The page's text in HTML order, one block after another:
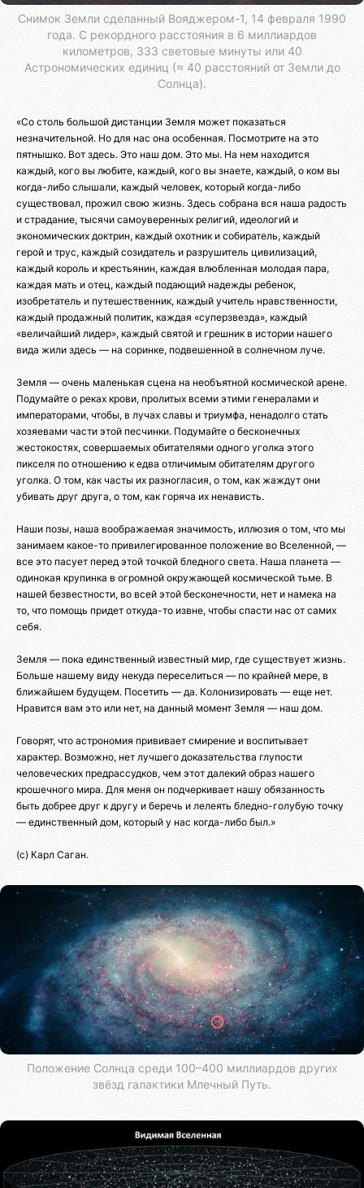
Снимок Земли сделанный Вояджером-1, 14 февраля 1990
года. С рекордного расстояния в 6 миллиардов
километров, 333 световые минуты или 40
Астрономических единиц (≈ 40 расстояний от Земли до
Солнца).
«Со столь большой дистанции Земля может показаться
незначительной. Но для нас она особенная. Посмотрите на это
пятнышко. Вот здесь. Это наш дом. Это мы. На нем находится
каждый, кого вы любите, каждый, кого вы знаете, каждый, о ком вы
когда-либо слышали, каждый человек, который когда-либо
существовал, прожил свою жизнь. Здесь собрана вся наша радость
и страдание, тысячи самоуверенных религий, идеологий и
экономических доктрин, каждый охотник и собиратель, каждый
герой и трус, каждый созидатель и разрушитель цивилизаций,
каждый король и крестьянин, каждая влюбленная молодая пара,
каждая мать и отец, каждый подающий надежды ребенок,
изобретатель и путешественник, каждый учитель нравственности,
каждый продажный политик, каждая «суперзвезда», каждый
«величайший лидер», каждый святой и грешник в истории нашего
вида жили здесь — на соринке, подвешенной в солнечном луче.
Земля — очень маленькая сцена на необъятной космической арене.
Подумайте о реках крови, пролитых всеми этими генералами и
императорами, чтобы, в лучах славы и триумфа, ненадолго стать
хозяевами части этой песчинки. Подумайте о бесконечных
жестокостях, совершаемых обитателями одного уголка этого
пикселя по отношению к едва отличимым обитателям другого
уголка. О том, как часты их разногласия, о том, как жаждут они
убивать друг друга, о том, как горяча их ненависть.
Наши позы, наша воображаемая значимость, иллюзия о том, что мы
занимаем какое-то привилегированное положение во Вселенной, —
все это пасует перед этой точкой бледного света. Наша планета —
одинокая крупинка в огромной окружающей космической тьме. В
нашей безвестности, во всей этой бесконечности, нет и намека на
то, что помощь придет откуда-то извне, чтобы спасти нас от самих
себя.
Земля — пока единственный известный мир, где существует жизнь.
Больше нашему виду некуда переселиться — по крайней мере, в
ближайшем будущем. Посетить — да. Колонизировать — еще нет.
Нравится вам это или нет, на данный момент Земля — наш дом.
Говорят, что астрономия прививает смирение и воспитывает
характер. Возможно, нет лучшего доказательства глупости
человеческих предрассудков, чем этот далекий образ нашего
крошечного мира. Для меня он подчеркивает нашу обязанность
быть добрее друг к другу и беречь и лелеять бледно-голубую точку
— единственный дом, который у нас когда-либо был.»
(с) Карл Саган.
Положение Солнца среди 100–400 миллиардов других
звёзд галактики Млечный Путь.